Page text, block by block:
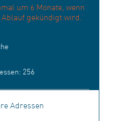
um 6 Monate, wenn
Ablauf gekündigt wird.
256
Adressen